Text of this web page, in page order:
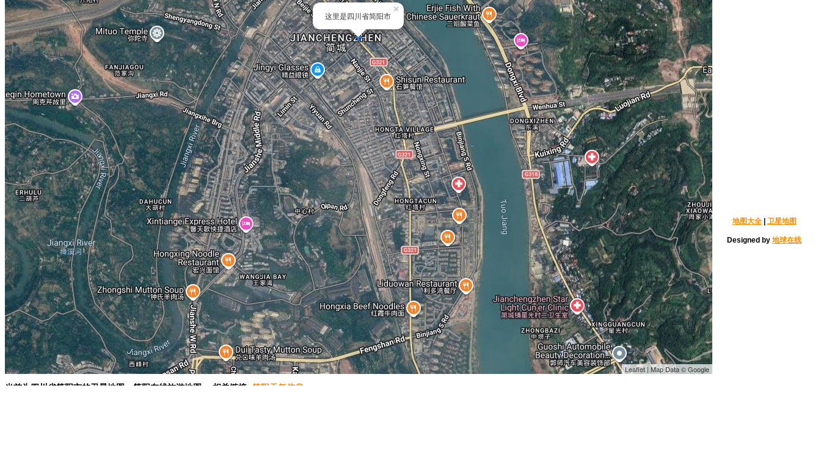
这里是四川省简阳市
×
Leaflet | Map Data © Google
当前为四川省简阳市的卫星地图，简阳在线旅游地图。 相关链接: 简阳天气信息
地图大全| 卫星地图
Designed by 地球在线